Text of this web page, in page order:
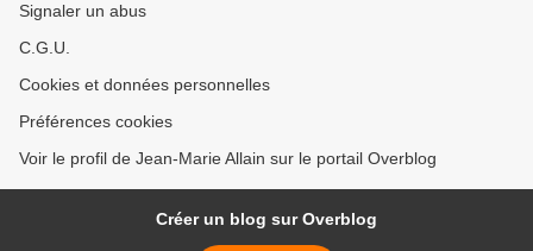
Signaler un abus
C.G.U.
Cookies et données personnelles
Préférences cookies
Voir le profil de Jean-Marie Allain sur le portail Overblog
Créer un blog sur Overblog